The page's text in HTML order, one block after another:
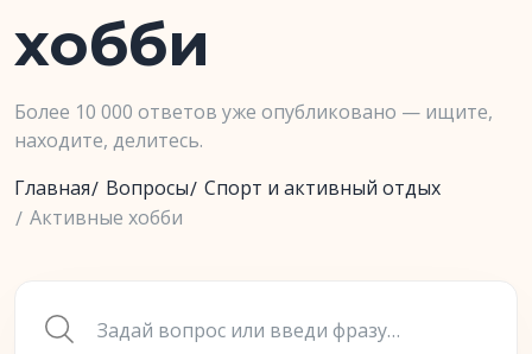
хобби
Более 10 000 ответов уже опубликовано — ищите,
находите, делитесь.
Главная
Вопросы
Спорт и активный отдых
Активные хобби